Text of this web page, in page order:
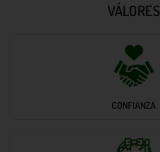
VÁLORES
CONFIANZA